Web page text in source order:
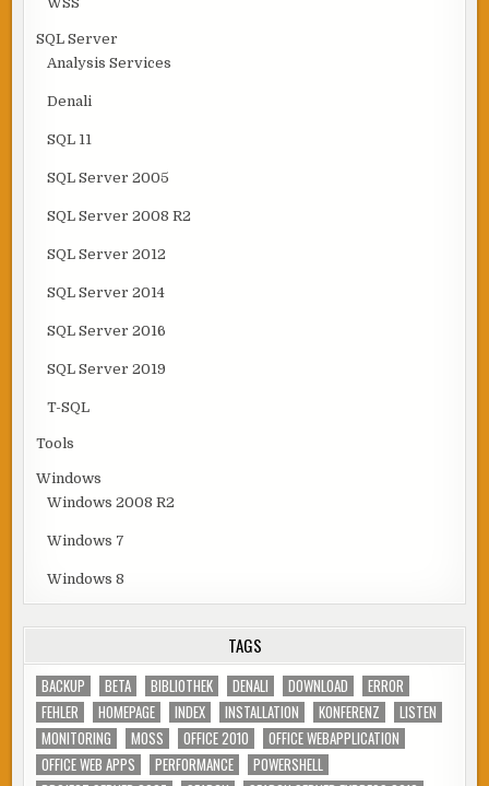
SQL Server
Analysis Services
Denali
SQL 11
SQL Server 2005
SQL Server 2008 R2
SQL Server 2012
SQL Server 2014
SQL Server 2016
SQL Server 2019
T-SQL
Tools
Windows
Windows 2008 R2
Windows 7
Windows 8
TAGS
BACKUP BETA BIBLIOTHEK DENALI DOWNLOAD
ERROR
FEHLER
HOMEPAGE INDEX INSTALLATION KONFERENZ
LISTEN
MONITORING
MOSS OFFICE 2010
OFFICE WEBAPPLICATION
OFFICE WEB APPS
PERFORMANCE
POWERSHELL